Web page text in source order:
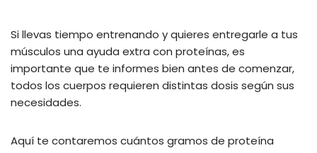
Si llevas tiempo entrenando y quieres entregarle a tus
músculos una ayuda extra con proteínas, es
importante que te informes bien antes de comenzar,
todos los cuerpos requieren distintas dosis según sus
necesidades.
Aquí te contaremos cuántos gramos de proteína